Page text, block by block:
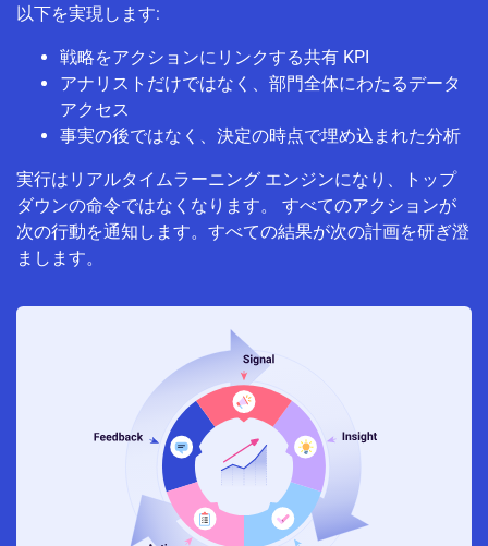
以下を実現します:
戦略をアクションにリンクする共有 KPI
アナリストだけではなく、部門全体にわたるデータ
アクセス
事実の後ではなく、決定の時点で埋め込まれた分析
実行はリアルタイムラーニング エンジンになり、トップ
ダウンの命令ではなくなります。 すべてのアクションが
次の行動を通知します。すべての結果が次の計画を研ぎ澄
まします。